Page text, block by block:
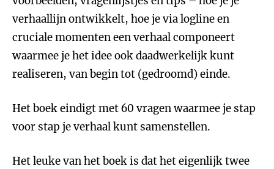
verhaallijn ontwikkelt, hoe je via logline en
cruciale momenten een verhaal componeert
waarmee je het idee ook daadwerkelijk kunt
realiseren, van begin tot (gedroomd) einde.
Het boek eindigt met 60 vragen waarmee je stap
voor stap je verhaal kunt samenstellen.
Het leuke van het boek is dat het eigenlijk twee